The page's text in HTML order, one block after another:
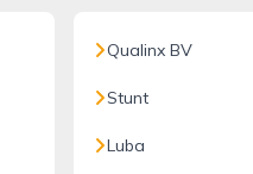
Qualinx BV
Stunt
Luba